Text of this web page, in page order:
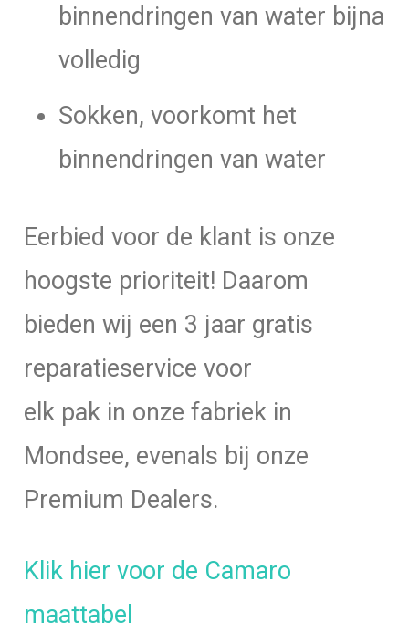
binnendringen van water bijna
volledig
Sokken, voorkomt het
binnendringen van water
Eerbied voor de klant is onze
hoogste prioriteit! Daarom
bieden wij een 3 jaar gratis
reparatieservice voor
elk pak in onze fabriek in
Mondsee, evenals bij onze
Premium Dealers.
Klik hier voor de Camaro
maattabel